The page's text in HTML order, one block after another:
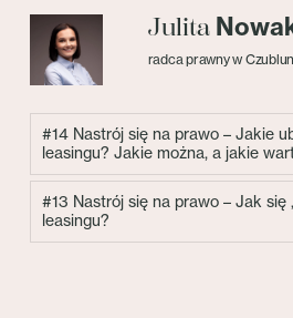
Julita
radca prawny w
#14 Nastrój się na prawo – Jakie
leasingu? Jakie można, a jakie
#13 Nastrój się na prawo – Jak się
leasingu?